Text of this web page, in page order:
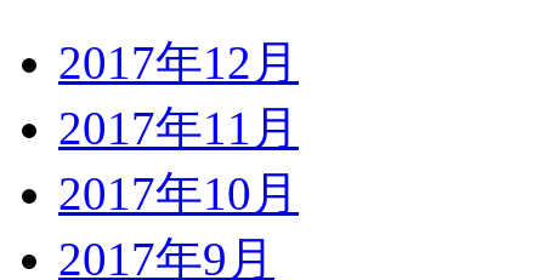
2017年12月
2017年11月
2017年10月
2017年9月